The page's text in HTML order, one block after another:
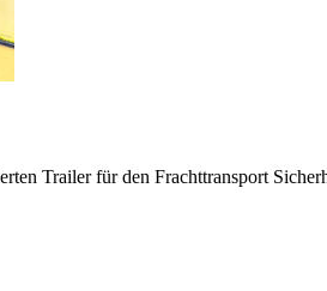
Trailer für den Frachttransport